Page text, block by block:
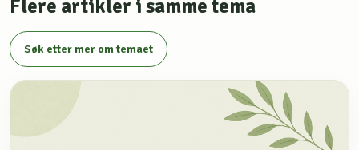
Flere artikler i samme tema
Søk etter mer om temaet